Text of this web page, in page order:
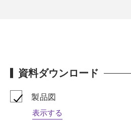
資料ダウンロード
製品図
表示する